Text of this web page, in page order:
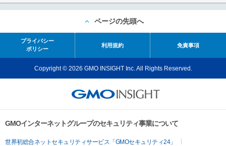
ページの先頭へ
プライバシー
ポリシー
利用規約 免責事項
Copyright © 2026 GMO INSIGHT Inc. All Rights Reserved.
GMOインターネットグループのセキュリティ事業について
世界初総合ネットセキュリティサービス「GMOセキュリティ24」